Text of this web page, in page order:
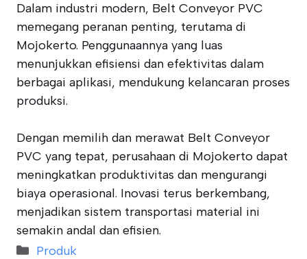
Dalam industri modern, Belt Conveyor PVC
memegang peranan penting, terutama di
Mojokerto. Penggunaannya yang luas
menunjukkan efisiensi dan efektivitas dalam
berbagai aplikasi, mendukung kelancaran proses
produksi.
Dengan memilih dan merawat Belt Conveyor
PVC yang tepat, perusahaan di Mojokerto dapat
meningkatkan produktivitas dan mengurangi
biaya operasional. Inovasi terus berkembang,
menjadikan sistem transportasi material ini
semakin andal dan efisien.
Categories
Produk